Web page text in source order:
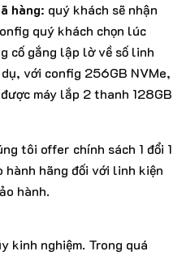
hàng: quý khách sẽ nhận
quý khách chọn lúc
cố gắng lập lờ về số linh
với config 256GB NVMe,
máy lắp 2 thanh 128GB
tôi offer chính sách 1 đổi 1
hành hãng đối với linh kiện
hành.
kinh nghiệm. Trong quá